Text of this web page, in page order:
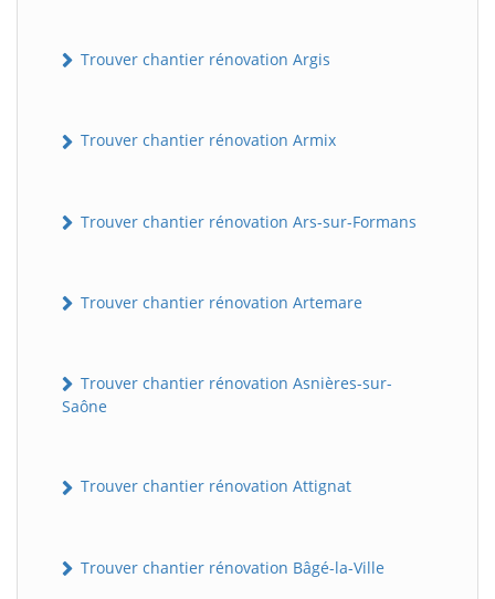
Trouver chantier rénovation Argis
Trouver chantier rénovation Armix
Trouver chantier rénovation Ars-sur-Formans
Trouver chantier rénovation Artemare
Trouver chantier rénovation Asnières-sur-
Saône
Trouver chantier rénovation Attignat
Trouver chantier rénovation Bâgé-la-Ville